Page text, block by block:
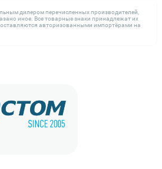
дилером перечисленных производителей,
иное. Все товарные знаки принадлежат их
авторизованными импортёрами на